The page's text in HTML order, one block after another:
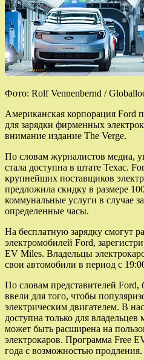
Фото: Rolf Vennenbernd /
Американская корпорация Ford
для зарядки фирменных
внимание издание The Verge.
По словам журналистов медиа,
стала доступна в штате Техас.
крупнейших поставщиков
предложила скидку в размере
коммунальные услуги в случае
определенные часы.
На бесплатную зарядку смогут
электромобилей Ford,
EV Miles. Владельцы
свои автомобили в период с
По словам представителей Ford,
ввели для того, чтобы
электрическим двигателем. В
доступна только для
может быть расширена на
электрокаров. Программа Free
года с возможностью продления.